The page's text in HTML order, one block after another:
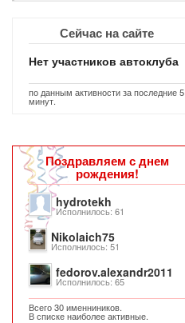
Сейчас на сайте
Нет участников автоклуба
по данным активности за последние 5
минут.
Поздравляем с днем
рождения!
hydrotekh
Исполнилось: 61
Nikolaich75
Исполнилось: 51
fedorov.alexandr2011
Исполнилось: 65
Всего 30 именниников.
В списке наиболее активные.